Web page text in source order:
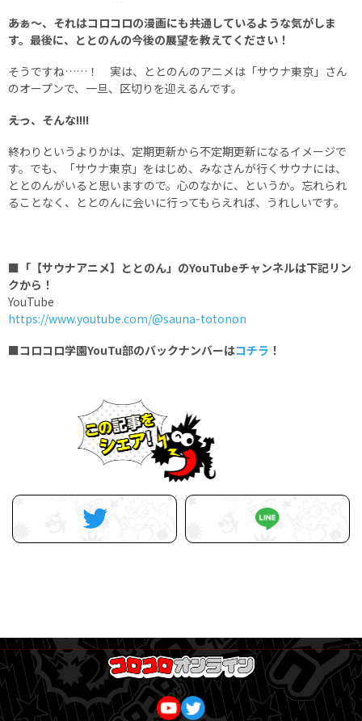
――あぁ～、それはコロコロの漫画にも共通しているような気がしま
す。最後に、ととのんの今後の展望を教えてください！
そうですね……！ 実は、ととのんのアニメは「サウナ東京」さん
のオープンで、一旦、区切りを迎えるんです。
――えっ、そんな!!!!
終わりというよりかは、定期更新から不定期更新になるイメージで
す。でも、「サウナ東京」をはじめ、みなさんが行くサウナには、
ととのんがいると思いますので。心のなかに、というか。忘れられ
ることなく、ととのんに会いに行ってもらえれば、うれしいです。
■「【サウナアニメ】ととのん」のYouTubeチャンネルは下記リン
クから！
YouTube
https://www.youtube.com/@sauna-totonon
■コロコロ学園YouTu部のバックナンバーはコチラ ！